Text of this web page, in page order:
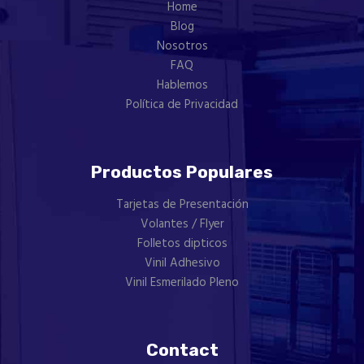
product
page
Home
Blog
Nosotros
FAQ
Hablemos
Política de Privacidad
Productos Populares
Tarjetas de Presentación
Volantes / Flyer
Folletos dipticos
Vinil Adhesivo
Vinil Esmerilado Pleno
Contact